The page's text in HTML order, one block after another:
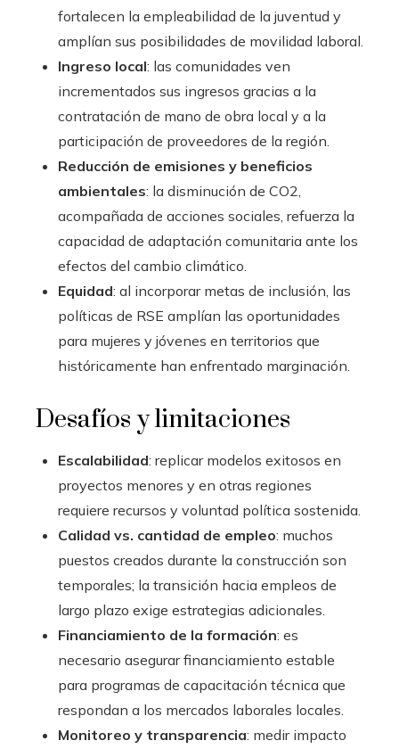
fortalecen la empleabilidad de la juventud y
amplían sus posibilidades de movilidad laboral.
Ingreso local: las comunidades ven
incrementados sus ingresos gracias a la
contratación de mano de obra local y a la
participación de proveedores de la región.
Reducción de emisiones y beneficios
ambientales: la disminución de CO2,
acompañada de acciones sociales, refuerza la
capacidad de adaptación comunitaria ante los
efectos del cambio climático.
Equidad: al incorporar metas de inclusión, las
políticas de RSE amplían las oportunidades
para mujeres y jóvenes en territorios que
históricamente han enfrentado marginación.
Desafíos y limitaciones
Escalabilidad: replicar modelos exitosos en
proyectos menores y en otras regiones
requiere recursos y voluntad política sostenida.
Calidad vs. cantidad de empleo: muchos
puestos creados durante la construcción son
temporales; la transición hacia empleos de
largo plazo exige estrategias adicionales.
Financiamiento de la formación: es
necesario asegurar financiamiento estable
para programas de capacitación técnica que
respondan a los mercados laborales locales.
Monitoreo y transparencia: medir impacto